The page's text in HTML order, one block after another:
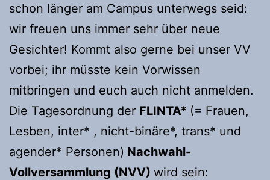
schon länger am Campus unterwegs seid:
wir freuen uns immer sehr über neue
Gesichter! Kommt also gerne bei unser VV
vorbei; ihr müsste kein Vorwissen
mitbringen und euch auch nicht anmelden.
Die Tagesordnung der FLINTA* (= Frauen,
Lesben, inter* , nicht-binäre*, trans* und
agender* Personen) Nachwahl-
Vollversammlung (NVV) wird sein: